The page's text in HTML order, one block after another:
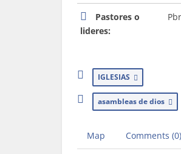
Pastores o
lideres:
IGLESIAS
asambleas de dios
Map Comments (0)